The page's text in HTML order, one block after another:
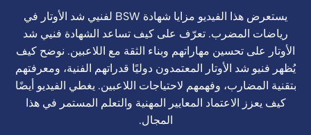
يستعرض هذا الفيديو مزايا شهادة BSW لفنيي شد الأوتار في
رياضات المضرب. تعرّف على كيف تساعد الشهادة فنيي شد
الأوتار على تحسين مهاراتهم وبناء الثقة مع اللاعبين. نوضح كيف
يُظهر فنيو شد الأوتار المعتمدون دوليًا قدراتهم الفنية، ومعرفتهم
بتقنية المضارب، وفهمهم لاحتياجات اللاعبين. يغطي الفيديو أيضًا
كيف يعزز الاعتماد المعايير المهنية والتعلم المستمر في هذا
المجال.